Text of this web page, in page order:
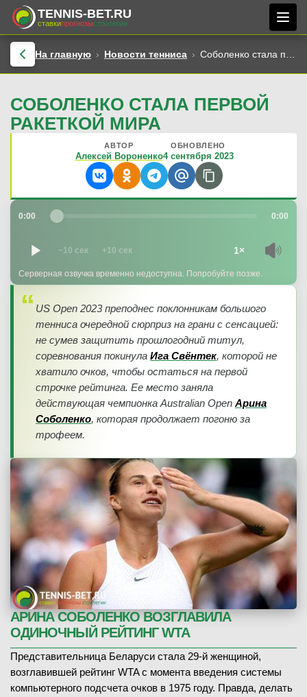
TENNIS-BET.RU
ставкипрогнозыстратегии
На главную Новости тенниса Соболенко стала первой ракеткой мира
СОБОЛЕНКО СТАЛА ПЕРВОЙ
РАКЕТКОЙ МИРА
АВТОР
Алексей Вороненко
ОБНОВЛЕНО
4 сентября 2023
0:00 0:00
−10 сек +10 сек 1×
Серверная озвучка временно недоступна. Попробуйте позже.
US Open 2023 преподнес поклонникам большого
тенниса очередной сюрприз на грани с сенсацией:
не сумев защитить прошлогодний титул,
соревнования покинула Ига Свёнтек, которой не
хватило очков, чтобы остаться на первой
строчке рейтинга. Ее место заняла
действующая чемпионка Australian Open Арина
Соболенко, которая продолжает погоню за
трофеем.
АРИНА СОБОЛЕНКО ВОЗГЛАВИЛА
ОДИНОЧНЫЙ РЕЙТИНГ WTA
Представительница Беларуси стала 29-й женщиной,
возглавившей рейтинг WTA с момента введения системы
компьютерного подсчета очков в 1975 году. Правда, делать